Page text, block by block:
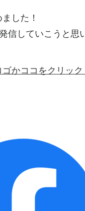
した！
信していこうと思
かココをクリック